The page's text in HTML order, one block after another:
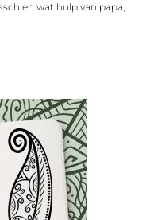
wat hulp van papa,